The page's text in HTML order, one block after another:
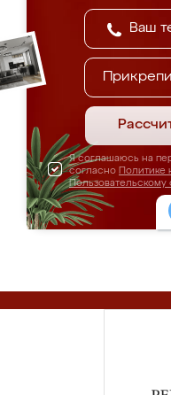
Я соглашаюсь на
согласно Политике